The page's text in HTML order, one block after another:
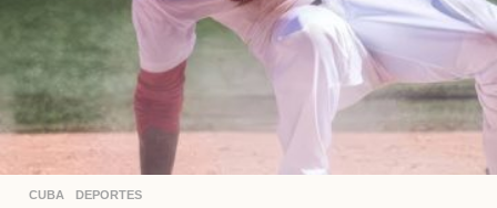
CUBA ,DEPORTES